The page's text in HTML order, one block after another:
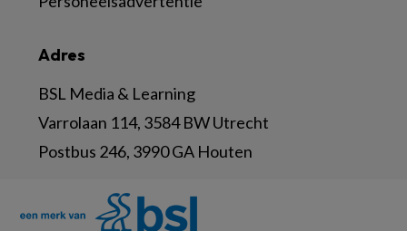
Adres
BSL Media & Learning
Varrolaan 114, 3584 BW Utrecht
Postbus 246, 3990 GA Houten